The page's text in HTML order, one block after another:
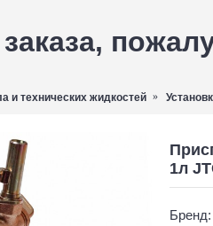
и технических жидкостей
1л
Бренд: